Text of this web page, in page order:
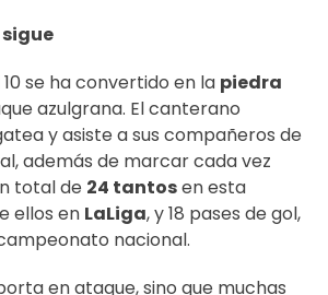
10 se ha convertido en la piedra
azulgrana. El canterano
y asiste a sus compañeros de
además de marcar cada vez
total de 24 tantosen esta
ellos en LaLiga, y 18 pases de gol,
nacional.
en ataque, sino que muchas